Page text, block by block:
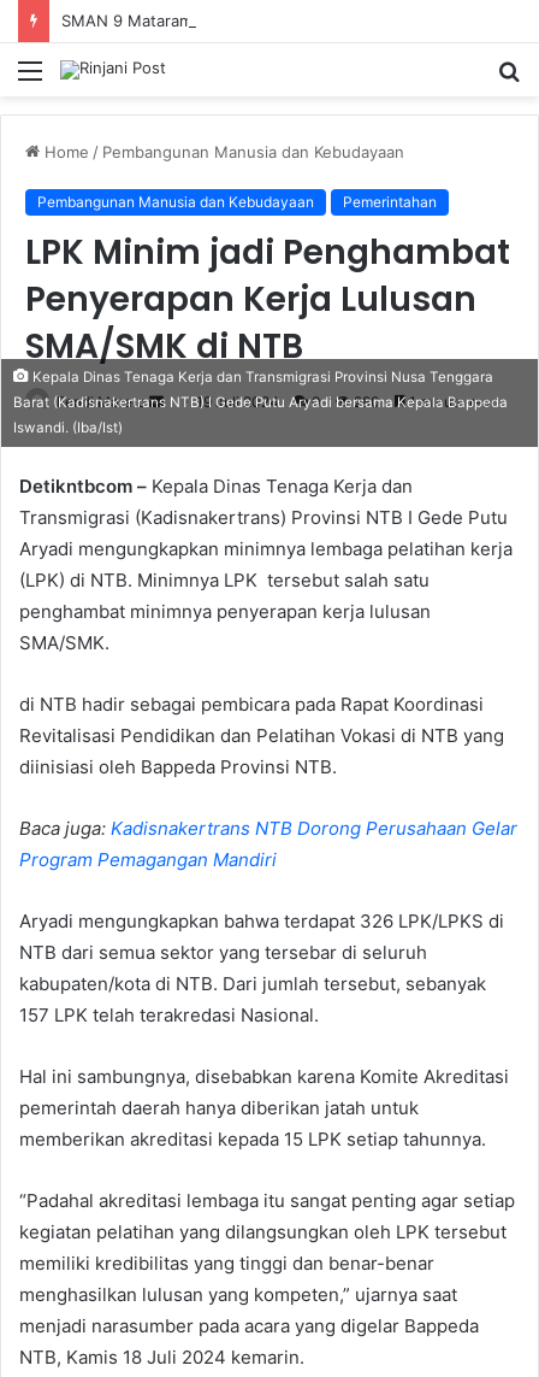
Menu
Home / Pembangunan Manusia dan Kebudayaan
Pembangunan Manusia dan Kebudayaan Pemerintahan
LPK Minim jadi Penghambat
Penyerapan Kerja Lulusan
SMA/SMK di NTB
Fendi Marero
Send19 Juli 2024 0 280 1 minute read
Kepala Dinas Tenaga Kerja dan Transmigrasi Provinsi Nusa Tenggara
Barat (Kadisnakertrans NTB) I Gede Putu Aryadi bersama Kepala Bappeda
Iswandi. (Iba/Ist)
Detikntbcom – Kepala Dinas Tenaga Kerja dan
Transmigrasi (Kadisnakertrans) Provinsi NTB I Gede Putu
Aryadi mengungkapkan minimnya lembaga pelatihan kerja
(LPK) di NTB. Minimnya LPK tersebut salah satu
penghambat minimnya penyerapan kerja lulusan
SMA/SMK.
di NTB hadir sebagai pembicara pada Rapat Koordinasi
Revitalisasi Pendidikan dan Pelatihan Vokasi di NTB yang
diinisiasi oleh Bappeda Provinsi NTB.
Baca juga: Kadisnakertrans NTB Dorong Perusahaan Gelar
Program Pemagangan Mandiri
Aryadi mengungkapkan bahwa terdapat 326 LPK/LPKS di
NTB dari semua sektor yang tersebar di seluruh
kabupaten/kota di NTB. Dari jumlah tersebut, sebanyak
157 LPK telah terakredasi Nasional.
Hal ini sambungnya, disebabkan karena Komite Akreditasi
pemerintah daerah hanya diberikan jatah untuk
memberikan akreditasi kepada 15 LPK setiap tahunnya.
“Padahal akreditasi lembaga itu sangat penting agar setiap
kegiatan pelatihan yang dilangsungkan oleh LPK tersebut
memiliki kredibilitas yang tinggi dan benar-benar
menghasilkan lulusan yang kompeten,” ujarnya saat
menjadi narasumber pada acara yang digelar Bappeda
NTB, Kamis 18 Juli 2024 kemarin.